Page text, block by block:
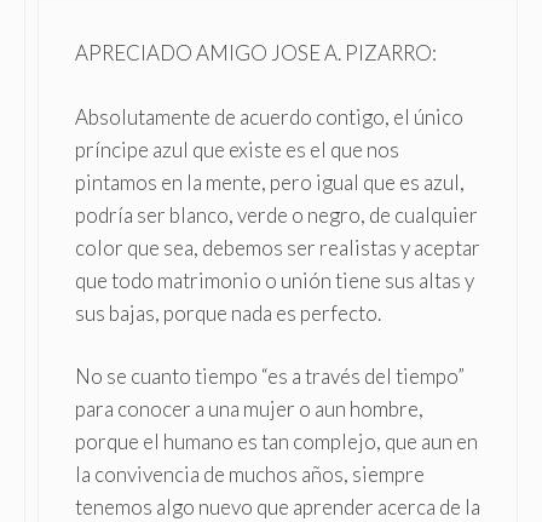
APRECIADO AMIGO JOSE A. PIZARRO:
Absolutamente de acuerdo contigo, el único
príncipe azul que existe es el que nos
pintamos en la mente, pero igual que es azul,
podría ser blanco, verde o negro, de cualquier
color que sea, debemos ser realistas y aceptar
que todo matrimonio o unión tiene sus altas y
sus bajas, porque nada es perfecto.
No se cuanto tiempo “es a través del tiempo”
para conocer a una mujer o aun hombre,
porque el humano es tan complejo, que aun en
la convivencia de muchos años, siempre
tenemos algo nuevo que aprender acerca de la